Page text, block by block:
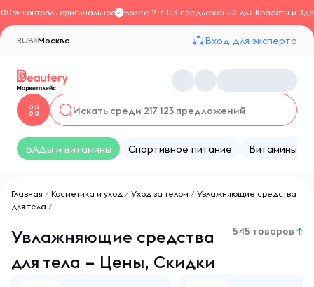
контроль оригинальностиБолее 217 123 предложений для Красоты и
Москва
RUB Вход для эксперта
БАДы и витамины Спортивное питание Витамины
Главная / Косметика и уход / Уход за телом / Увлажняющие средства
для тела /
Увлажняющие средства
для тела – Цены, Скидки
545 товаров ↑